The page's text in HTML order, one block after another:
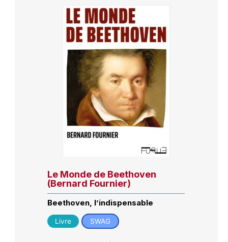
Le Monde de Beethoven
(Bernard Fournier)
Beethoven, l’indispensable
Livre SWAG